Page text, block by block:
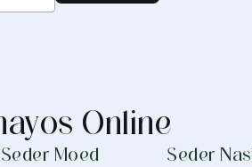
Online
Seder Moed Seder